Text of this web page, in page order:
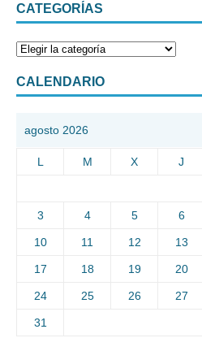
CATEGORÍAS
CALENDARIO
agosto 2026
L M X J
3 4 5 6
10 11 12 13
17 18 19 20
24 25 26 27
31